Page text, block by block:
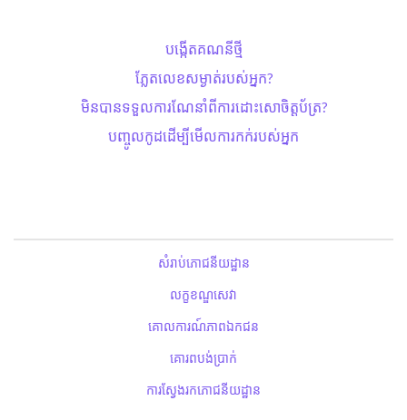
បង្កើតគណនីថ្មី
ភ្លែតលេខសម្ងាត់​របស់អ្នក?
មិនបានទទួលការណែនាំពីការដោះសោ​ចិត្តប័ត្រ?
បញ្ចូលកូដដើម្បីមើលការកក់របស់អ្នក
សំរាប់ភោជនីយដ្ឋាន
លក្ខខណ្ឌសេវា
គោលការណ៍ភាពឯកជន
គោរពបង់ប្រាក់
ការស្វែងរកភោជនីយដ្ឋាន